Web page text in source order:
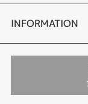
セットリング
婚約ネックレス
ダイヤモンド
お客様の声
プロポーズサポート
ブランドリスト
会社概要
お客様の声
INFORMATION